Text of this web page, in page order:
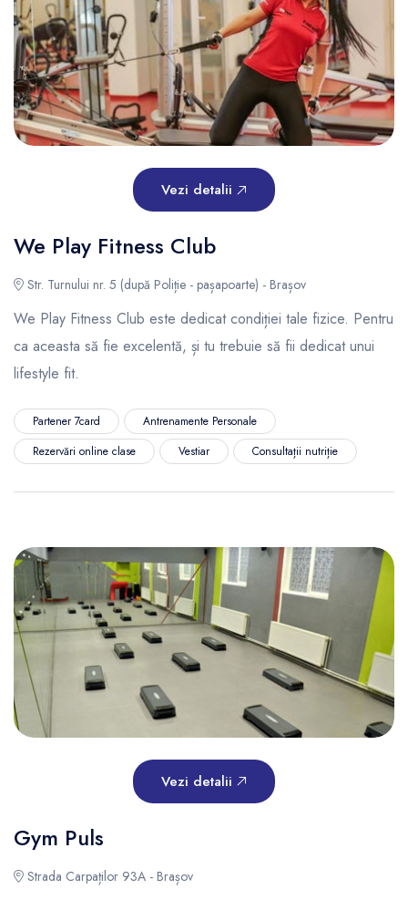
Vezi detalii
We Play Fitness Club
Str. Turnului nr. 5 (după Poliție - pașapoarte) - Brașov
We Play Fitness Club este dedicat condiției tale fizice. Pentru
ca aceasta să fie excelentă, și tu trebuie să fii dedicat unui
lifestyle fit.
Partener 7card
Antrenamente Personale
Rezervări online clase
Vestiar Consultații nutriție
Vezi detalii
Gym Puls
Strada Carpaților 93A - Brașov